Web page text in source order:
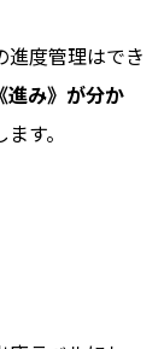
進度管理はでき
進み》が分か
ます。